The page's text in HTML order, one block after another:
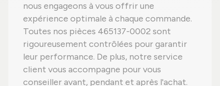
nous engageons à vous offrir une
expérience optimale à chaque commande.
Toutes nos pièces 465137-0002 sont
rigoureusement contrôlées pour garantir
leur performance. De plus, notre service
client vous accompagne pour vous
conseiller avant, pendant et après l'achat.